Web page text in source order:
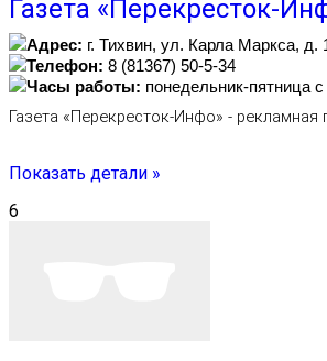
Газета «Перекресток-
Адрес: г. Тихвин, ул. Карла Маркса, д.
Телефон: 8 (81367) 50-5-34
Часы работы: понедельник-пятница
Газета «Перекресток-Инфо» - рекламная
Показать детали »
6